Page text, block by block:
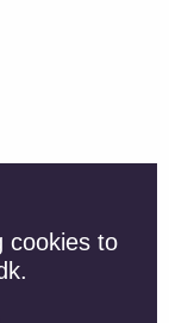
cookies to